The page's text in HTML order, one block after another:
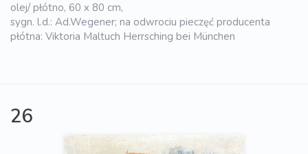
olej/ płótno, 60 x 80 cm,
sygn. l.d.: Ad.Wegener; na odwrociu pieczęć producenta
płótna: Viktoria Maltuch Herrsching bei München
26